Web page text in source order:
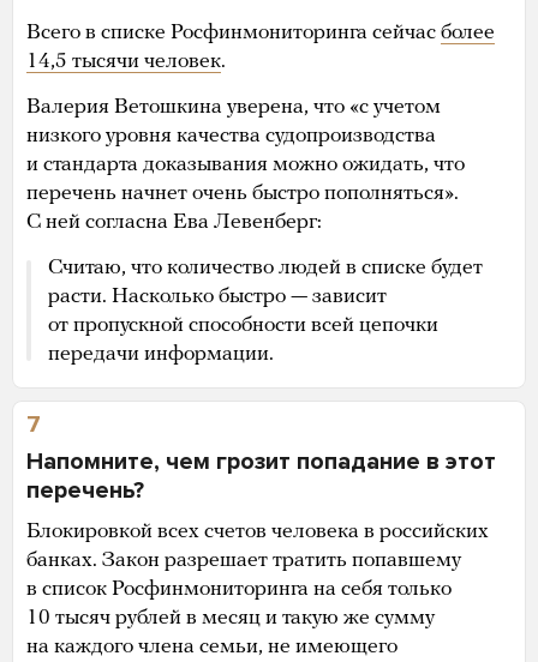
Всего в списке Росфинмониторинга сейчас более
14,5 тысячи человек.
Валерия Ветошкина уверена, что «с учетом
низкого уровня качества судопроизводства
и стандарта доказывания можно ожидать, что
перечень начнет очень быстро пополняться».
С ней согласна Ева Левенберг:
Считаю, что количество людей в списке будет
расти. Насколько быстро — зависит
от пропускной способности всей цепочки
передачи информации.
7
Напомните, чем грозит попадание в этот
перечень?
Блокировкой всех счетов человека в российских
банках. Закон разрешает тратить попавшему
в список Росфинмониторинга на себя только
10 тысяч рублей в месяц и такую же сумму
на каждого члена семьи, не имеющего